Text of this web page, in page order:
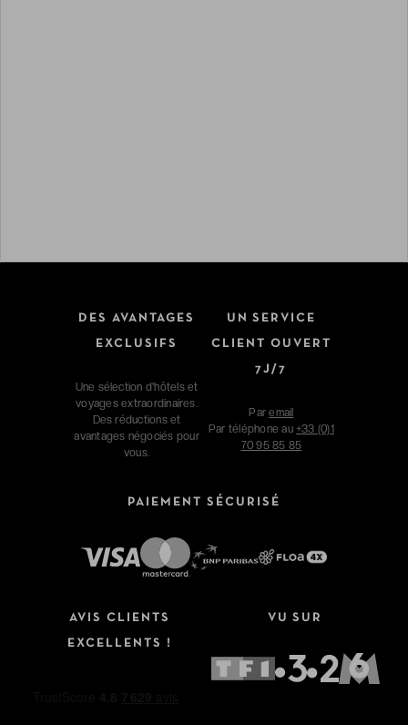
Affinez votre recherche
Type de séjour
DES AVANTAGES
EXCLUSIFS
Une sélection d'hôtels et
voyages extraordinaires.
Des réductions et
avantages négociés pour
vous.
UN SERVICE
CLIENT OUVERT
7J/7
Paremail
Par téléphone au +33 (0)1
70 95 85 85
PAIEMENT SÉCURISÉ
AVIS CLIENTS
EXCELLENTS !
VU SUR